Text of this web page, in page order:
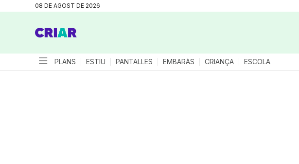
08 DE AGOST DE 2026
PLANS ESTIU PANTALLES EMBARÀS CRIANÇA ESCOLA